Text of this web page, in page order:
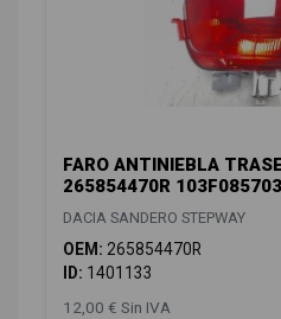
FARO ANTINIEBLA
265854470R
DACIA SANDERO STEPWAY
OEM: 265854470R
ID: 1401133
12,00 € Sin IVA